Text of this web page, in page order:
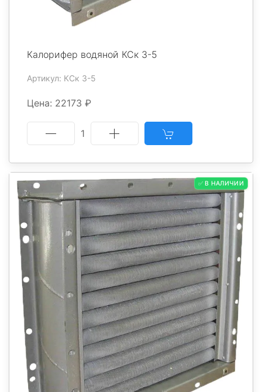
Калорифер водяной КСк 3-5
Артикул: КСк 3-5
Цена: 22173 ₽
1
✅ В НАЛИЧИИ